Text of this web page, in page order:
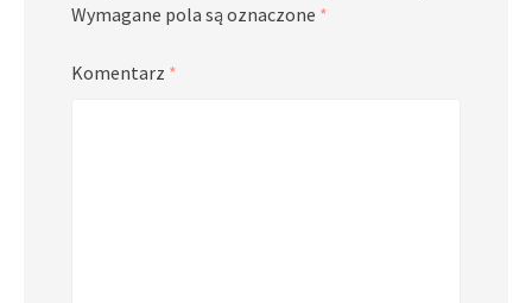
Wymagane pola są oznaczone *
Komentarz *